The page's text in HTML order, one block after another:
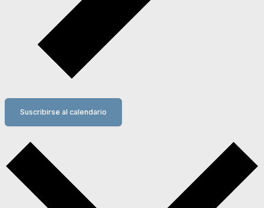
Suscribirse al calendario